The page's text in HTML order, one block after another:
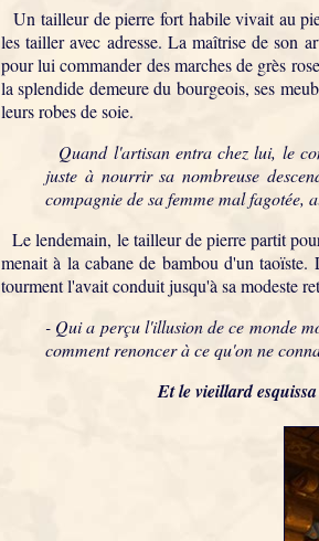
Un tailleur de pierre fort habile vivait au
les tailler avec adresse. La maîtrise de son
pour lui commander des marches de grès
la splendide demeure du bourgeois, ses
leurs robes de soie.
Quand l'artisan entra chez lui, le
juste à nourrir sa nombreuse
compagnie de sa femme mal
Le lendemain, le tailleur de pierre partit
menait à la cabane de bambou d'un
tourment l'avait conduit jusqu'à sa modeste
- Qui a perçu l'illusion de ce monde
comment renoncer à ce qu'on ne
Et le vieillard